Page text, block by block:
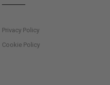
Privacy Policy
Cookie Policy